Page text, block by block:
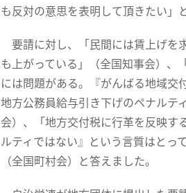
も反対の意思を表明して頂きたい」
要請に対し、「民間には賃上げを
も上がっている」（全国知事会）、
には問題がある。『がんばる地域交
地方公務員給与引き下げのペナルテ
会）、「地方交付税に行革を反映す
ルティではない』という言質はとっ
（全国町村会）と答えました。